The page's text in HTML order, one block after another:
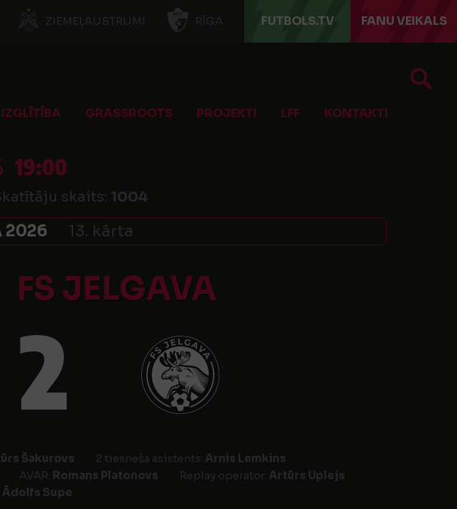
ZIEMEĻAUSTRUMI RĪGA FUTBOLS.TV FANU VEIKALS
IZGLĪTĪBA GRASSROOTS PROJEKTI LFF KONTAKTI
19:00
skaits: 1004
2026 13. kārta
FS JELGAVA
2
Šakurovs 2 tiesneša asistents: Arnis Lemkins
AVAR: Romans Platonovs Replay operator: Artūrs Uplejs
Ādolfs Supe